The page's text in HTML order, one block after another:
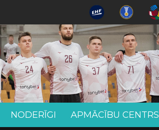
NODERĪGI APMĀCĪBU CENTRS